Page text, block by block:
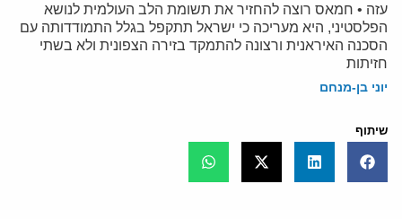
עזה • חמאס רוצה להחזיר את תשומת הלב העולמית לנושא
הפלסטיני, היא מעריכה כי ישראל תתקפל בגלל התמודדותה עם
הסכנה האיראנית ורצונה להתמקד בזירה הצפונית ולא בשתי
חזיתות
יוני בן-מנחם
שיתוף